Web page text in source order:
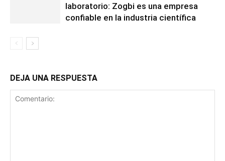
laboratorio: Zogbi es una empresa
confiable en la industria científica
DEJA UNA RESPUESTA